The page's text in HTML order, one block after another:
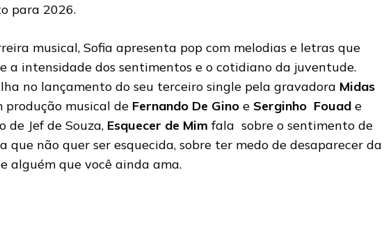
para 2026.
musical, Sofia apresenta pop com melodias e letras que
a intensidade dos sentimentos e o cotidiano da juventude.
no lançamento do seu terceiro single pela gravadora Midas
produção musical de Fernando De Gino e Serginho Fouad e
de Jef de Souza, Esquecer de Mim fala sobre o sentimento de
que não quer ser esquecida, sobre ter medo de desaparecer da
alguém que você ainda ama.